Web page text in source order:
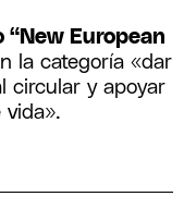
“New European
la categoría «dar
circular y apoyar
vida».